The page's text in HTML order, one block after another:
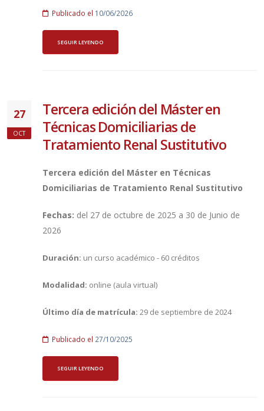
Publicado el 10/06/2026
SEGUIR LEYENDO
27
OCT
Tercera edición del Máster en
Técnicas Domiciliarias de
Tratamiento Renal Sustitutivo
Tercera edición del Máster en Técnicas
Domiciliarias de Tratamiento Renal Sustitutivo
Fechas: del 27 de octubre de 2025 a 30 de Junio de
2026
Duración: un curso académico - 60 créditos
Modalidad: online (aula virtual)
Último día de matrícula: 29 de septiembre de 2024
Publicado el 27/10/2025
SEGUIR LEYENDO